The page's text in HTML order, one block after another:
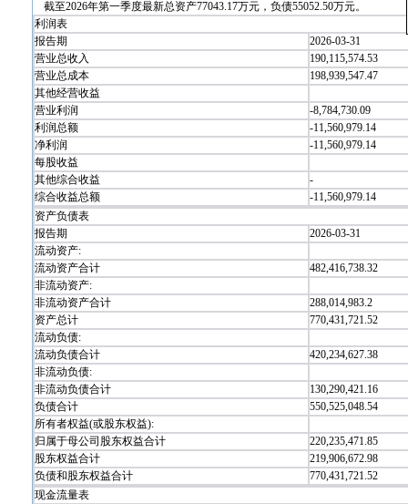
截至2026年第一季度最新总资产77043.17万元，负债55052.50万元。
利润表
报告期
2026-03-31
营业总收入
190,115,574.53
营业总成本
198,939,547.47
其他经营收益
营业利润
-8,784,730.09
利润总额
-11,560,979.14
净利润
-11,560,979.14
每股收益
其他综合收益
-
综合收益总额
-11,560,979.14
资产负债表
报告期
2026-03-31
流动资产:
流动资产合计
482,416,738.32
非流动资产:
非流动资产合计
288,014,983.2
资产总计
770,431,721.52
流动负债:
流动负债合计
420,234,627.38
非流动负债:
非流动负债合计
130,290,421.16
负债合计
550,525,048.54
所有者权益(或股东权益):
归属于母公司股东权益合计
220,235,471.85
股东权益合计
219,906,672.98
负债和股东权益合计
770,431,721.52
现金流量表